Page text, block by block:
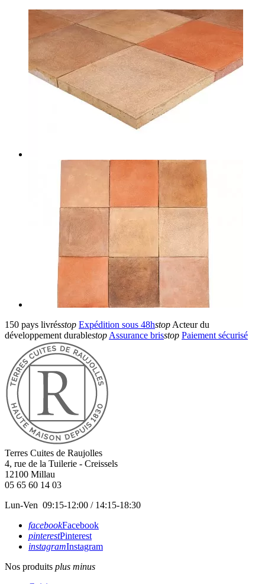
150 pays livrésstop Expédition sous 48hstop Acteur du
développement durablestop Assurance brisstop Paiement sécurisé
Terres Cuites de Raujolles
4, rue de la Tuilerie - Creissels
12100 Millau
05 65 60 14 03
Lun-Ven 09:15-12:00 / 14:15-18:30
facebookFacebook
pinterestPinterest
instagramInstagram
Nos produits plus minus